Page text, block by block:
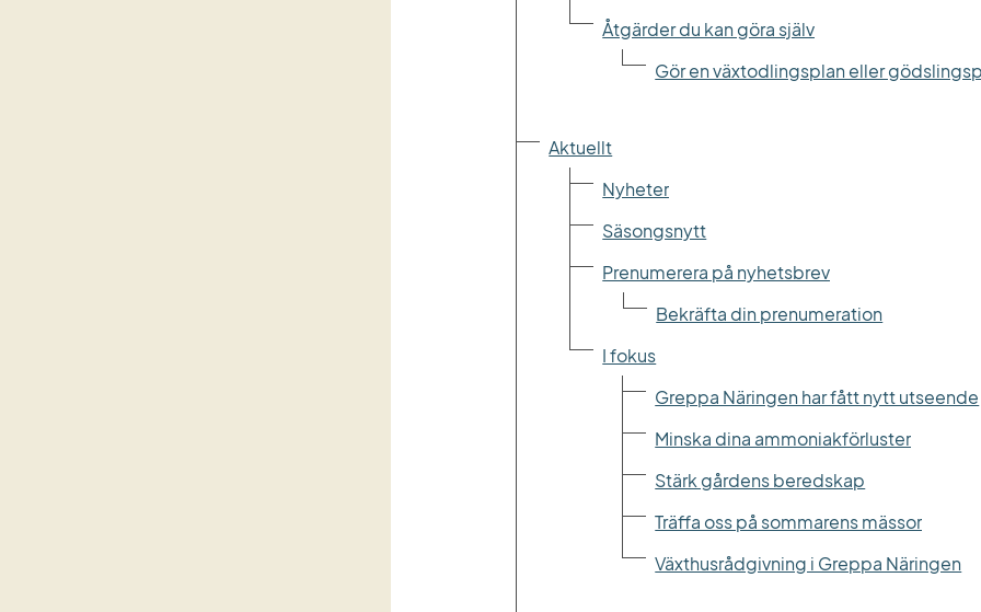
Åtgärder du kan göra själv
Gör en växtodlingsplan eller
Aktuellt
Nyheter
Säsongsnytt
Prenumerera på nyhetsbrev
Bekräfta din prenumeration
I fokus
Greppa Näringen har fått nytt utseende
Minska dina ammoniakförluster
Stärk gårdens beredskap
Träffa oss på sommarens mässor
Växthusrådgivning i Greppa Näringen